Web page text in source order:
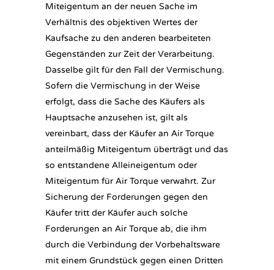
Miteigentum an der neuen Sache im
Verhältnis des objektiven Wertes der
Kaufsache zu den anderen bearbeiteten
Gegenständen zur Zeit der Verarbeitung.
Dasselbe gilt für den Fall der Vermischung.
Sofern die Vermischung in der Weise
erfolgt, dass die Sache des Käufers als
Hauptsache anzusehen ist, gilt als
vereinbart, dass der Käufer an Air Torque
anteilmäßig Miteigentum überträgt und das
so entstandene Alleineigentum oder
Miteigentum für Air Torque verwahrt. Zur
Sicherung der Forderungen gegen den
Käufer tritt der Käufer auch solche
Forderungen an Air Torque ab, die ihm
durch die Verbindung der Vorbehaltsware
mit einem Grundstück gegen einen Dritten